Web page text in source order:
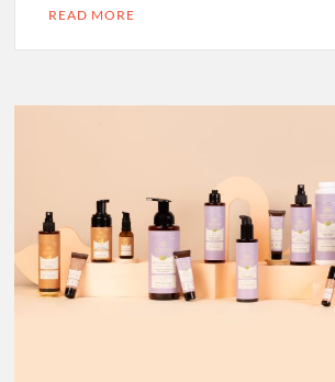
READ MORE